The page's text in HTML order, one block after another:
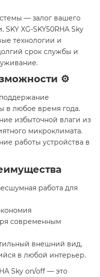
— залог вашего
XG-SKY50RHA Sky
технологии и
срок службы и
⚙️
в любое время года.
избыточной влаги из
микроклимата.
работы устройства в
работа для
современным
внешний вид,
в любой интерьер.
Sky on/off — это